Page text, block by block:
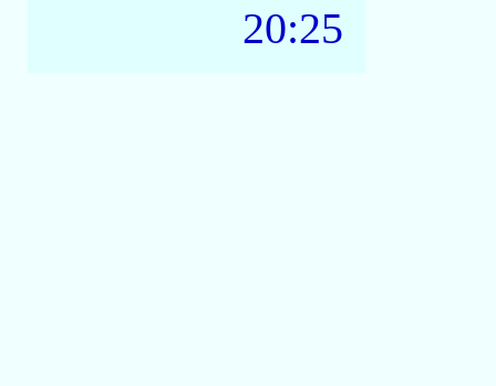
20:25